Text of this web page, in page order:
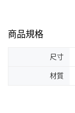
商品規格
尺寸
材質